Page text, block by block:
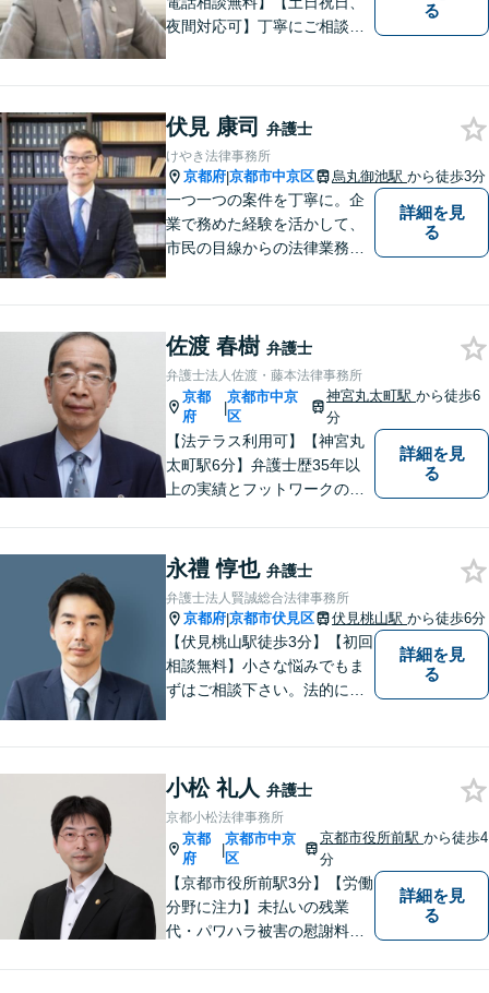
夜間対応可】丁寧にご相談を
格を徹底的に守ります！
る
伏見 康司 弁護士
けやき法律事務所
京都府|京都市中京区 烏丸御池駅 から徒歩3分
一つ一つの案件を丁寧に。企
業で務めた経験を活かして、
市民の目線からの法律業務を
詳細を見
る
佐渡 春樹 弁護士
弁護士法人佐渡・藤本法律事務所
京都
府
|
京都市中京
区
神宮丸太町駅から徒歩6
分
【法テラス利用可】【神宮丸
太町駅6分】弁護士歴35年以
上の実績とフットワークのダ
な雰囲気を心がけています。
安心して気軽にご相談くださ
い。
詳細を見
る
永禮 惇也 弁護士
弁護士法人賢誠総合法律事務所
京都府|京都市伏見区 伏見桃山駅 から徒歩6分
【伏見桃山駅徒歩3分】【初回
相談無料】小さな悩みでもま
ずはご相談下さい。法的に無
／相続／企業法務など幅広く
対応可能。【休日・夜間対応
可】
詳細を見
る
小松 礼人 弁護士
京都小松法律事務所
京都
府
|
京都市中京
区
京都市役所前駅から徒歩4
分
【京都市役所前駅3分】【労働
分野に注力】未払いの残業
代・パワハラ被害の慰謝料請
詳細を見
る